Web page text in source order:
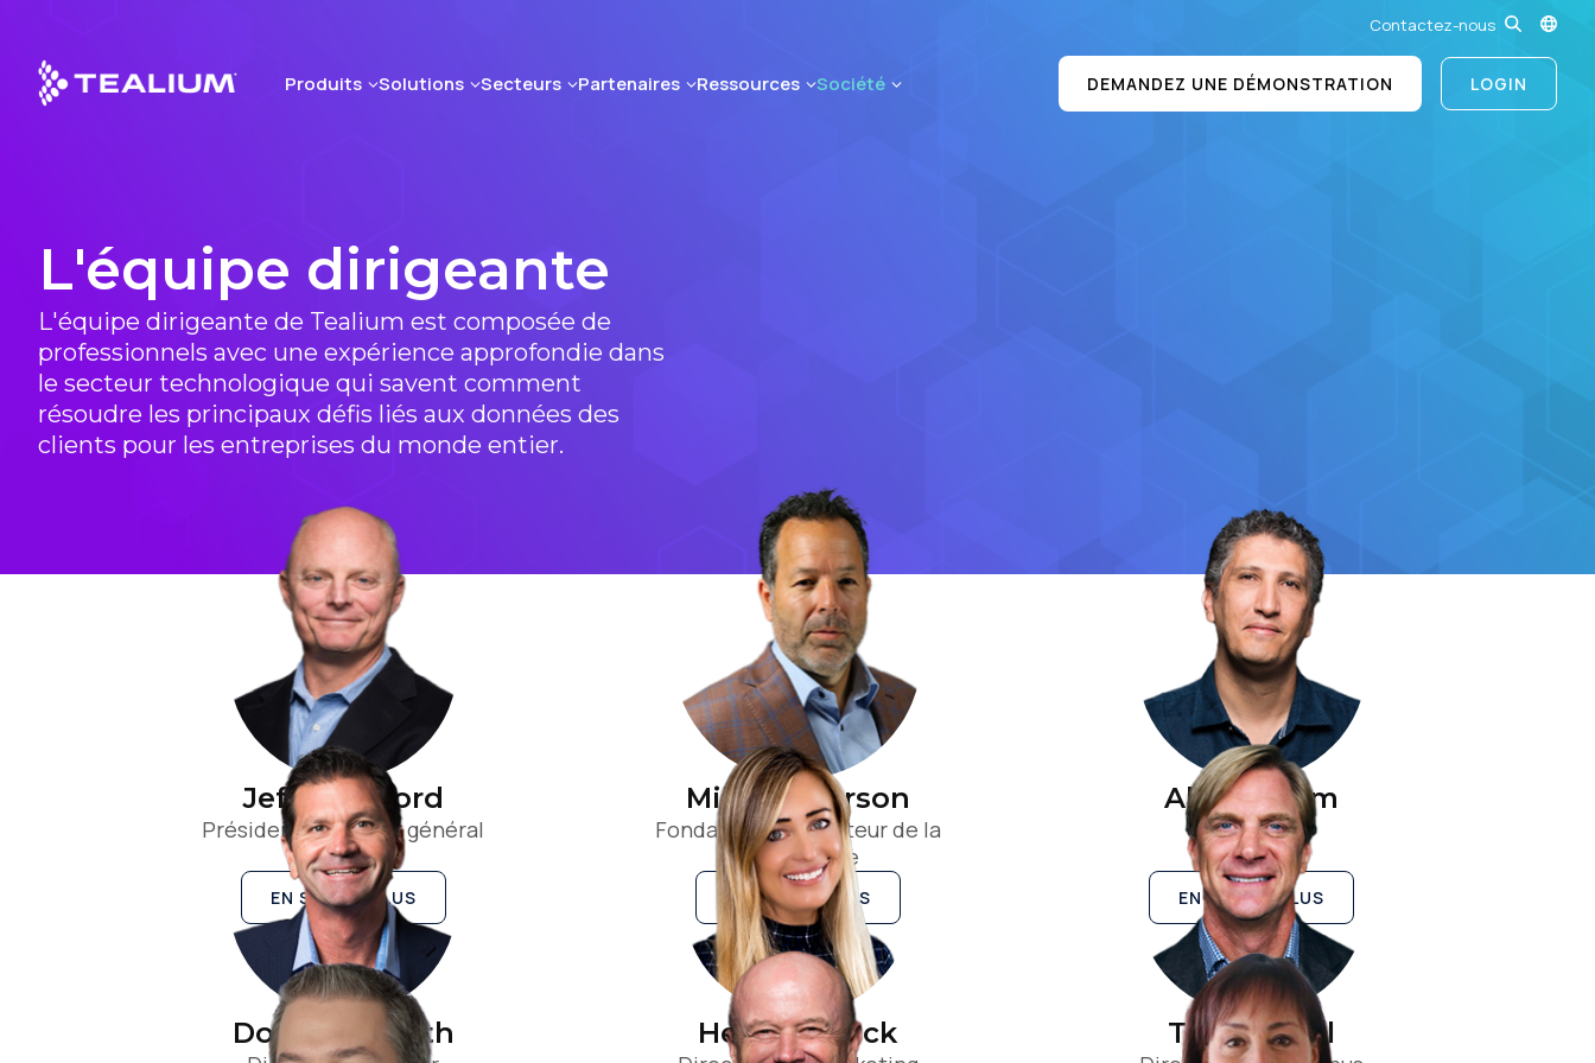
main
content
Contactez-nous
Produits Solutions Secteurs Partenaires Ressources Société DEMANDEZ UNE DÉMONSTRATION LOGIN
L'équipe dirigeante
L'équipe dirigeante de Tealium est composée de
professionnels avec une expérience approfondie dans
le secteur technologique qui savent comment
résoudre les principaux défis liés aux données des
clients pour les entreprises du monde entier.
Jeff Lunsford
Président directeur général
EN SAVOIR PLUS
Mike Anderson
Fondateur et directeur de la
technologie
EN SAVOIR PLUS
Ali Behnam
Fondateur
EN SAVOIR PLUS
Doug Lindroth Heidi Bullock Ted Purcell